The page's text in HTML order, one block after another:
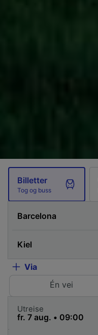
Billetter
Tog og buss
Via
Én vei
Utreise